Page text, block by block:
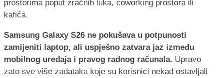
prostorima poput zračnih luka, coworking prostora ili
kafića.
Samsung Galaxy S26 ne pokušava u potpunosti
zamijeniti laptop, ali uspješno zatvara jaz između
mobilnog uređaja i pravog radnog računala. Upravo
zato sve više zadataka koje su korisnici nekad ostavljali